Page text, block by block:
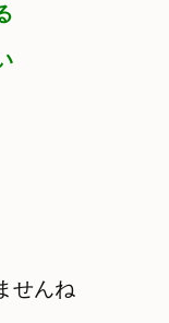
せんね